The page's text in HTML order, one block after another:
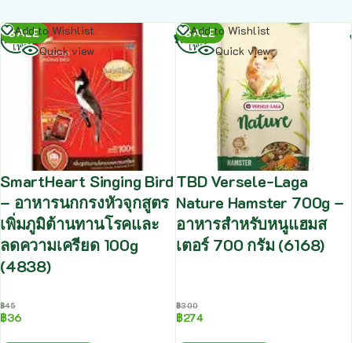
SALE
Add to Wishlist
Quick view
SmartHeart Singing Bird
– อาหารนกกรงหัวจุกสูตร
เพิ่มภูมิต้านทานโรคและ
ลดความเครียด 100g
(4838)
฿45
฿36
อ่าน
เพิ่ม
SALE
Add to Wishlist
Quick view
TBD Versele-Laga
Nature Hamster 700g –
อาหารสำหรับหนูแฮมส
เตอร์ 700 กรัม (6168)
฿300
฿274
อ่าน
เพิ่ม